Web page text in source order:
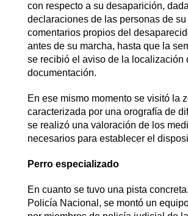
con respecto a su desaparición,
declaraciones de las personas de
comentarios propios del
antes de su marcha, hasta que la
se recibió el aviso de la localización
documentación.
En ese mismo momento se visitó la
caracterizada por una orografía de
se realizó una valoración de los
necesarios para establecer el
Perro especializado
En cuanto se tuvo una pista
Policía Nacional, se montó un